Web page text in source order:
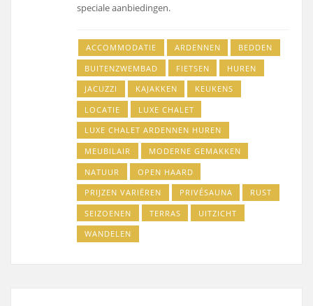
speciale aanbiedingen.
ACCOMMODATIE ARDENNEN
BEDDEN
BUITENZWEMBAD
FIETSEN
HUREN
JACUZZI
KAJAKKEN
KEUKENS
LOCATIE
LUXE CHALET
LUXE CHALET ARDENNEN HUREN
MEUBILAIR
MODERNE GEMAKKEN
NATUUR
OPEN HAARD
PRIJZEN VARIËREN
PRIVÉSAUNA
RUST
SEIZOENEN
TERRAS
UITZICHT
WANDELEN